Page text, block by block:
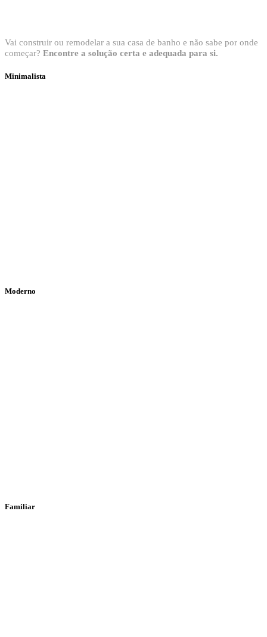
Vai construir ou remodelar a sua casa de banho e não sabe por onde
começar? Encontre a solução certa e adequada para si.
Minimalista
Moderno
Familiar